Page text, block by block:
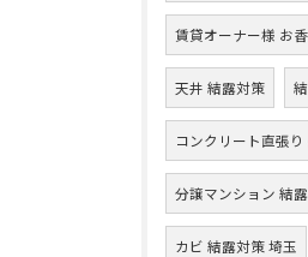
賃貸オーナー様 お
天井 結露対策
コンクリート直張
分譲マンション 結
カビ 結露対策 埼玉